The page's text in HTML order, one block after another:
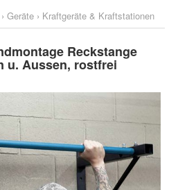
› Geräte › Kraftgeräte & Kraftstationen
Reckstange
u. Aussen, rostfrei